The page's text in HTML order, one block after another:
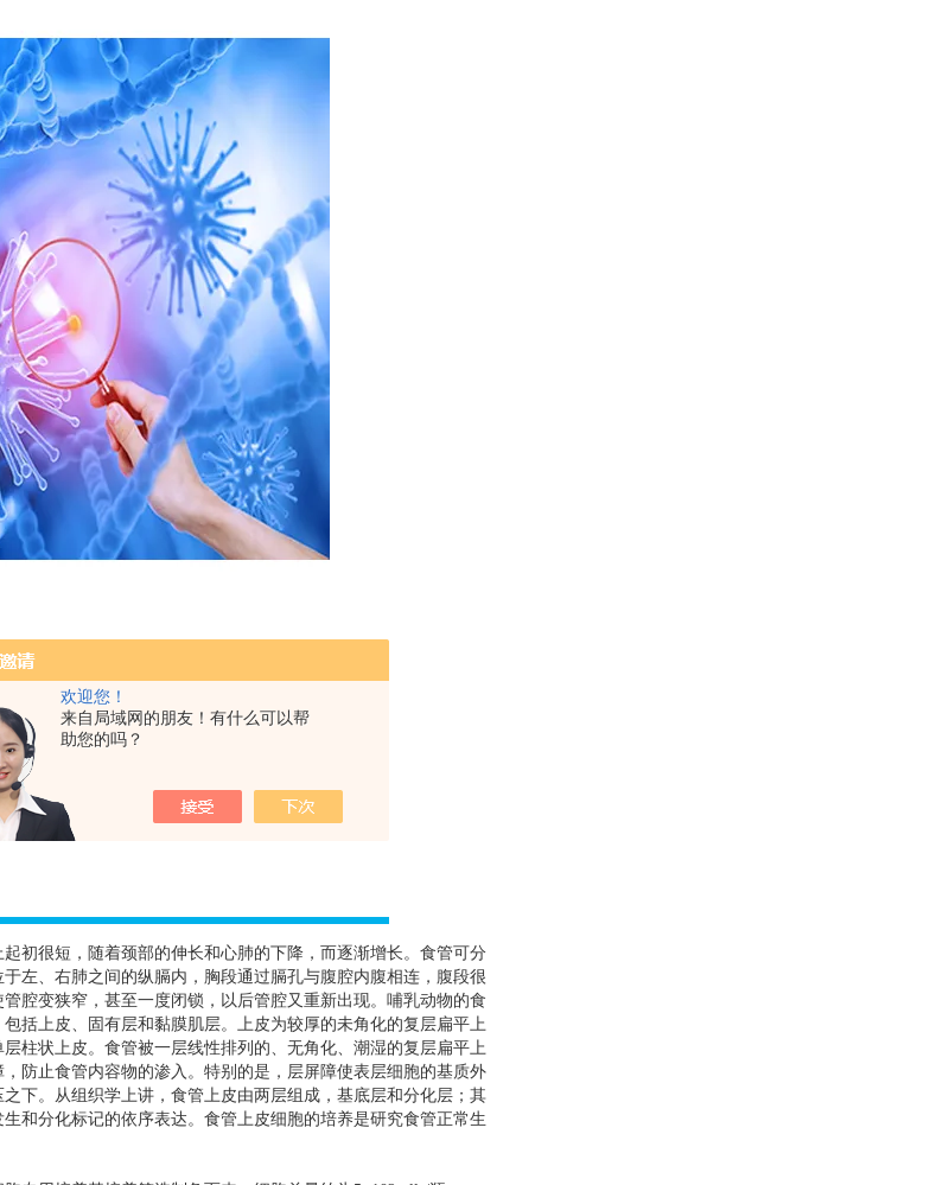
欢迎您！
来自局域网的朋友！有什么可以帮
助您的吗？
初很短，随着颈部的伸长和心肺的下降，而逐渐增长。食管可分
左、右肺之间的纵膈内，胸段通过膈孔与腹腔内腹相连，腹段很
腔变狭窄，甚至一度闭锁，以后管腔又重新出现。哺乳动物的食
括上皮、固有层和黏膜肌层。上皮为较厚的未角化的复层扁平上
柱状上皮。食管被一层线性排列的、无角化、潮湿的复层扁平上
防止食管内容物的渗入。特别的是，层屏障使表层细胞的基质外
下。从组织学上讲，食管上皮由两层组成，基底层和分化层；其
和分化标记的依序表达。食管上皮细胞的培养是研究食管正常生